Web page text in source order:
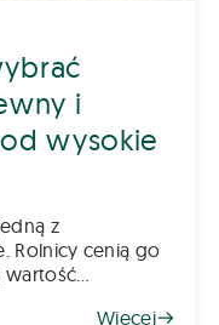
i
wysokie
z
Rolnicy cenią go
wartość
Więcej